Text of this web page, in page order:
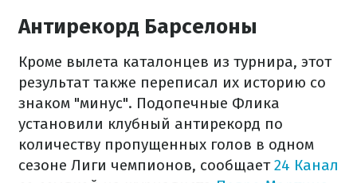
Антирекорд Барселоны
Кроме вылета каталонцев из турнира, этот
результат также переписал их историю со
знаком "минус". Подопечные Флика
установили клубный антирекорд по
количеству пропущенных голов в одном
сезоне Лиги чемпионов, сообщает24 Канал